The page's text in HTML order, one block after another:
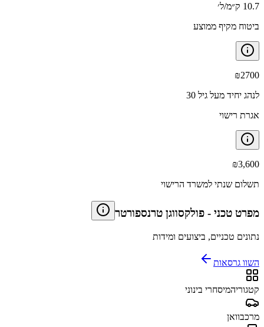
10.7 ק״מ/ל׳
ביטוח מקיף ממוצע
₪2700
לנהג יחיד מעל גיל 30
אגרת רישוי
₪3,600
תשלום שנתי למשרד הרישוי
מפרט טכני - פולקסווגן טרנספורטר
נתונים טכניים, ביצועים ומידות
השוו גרסאות
קטגוריהמיסחרי בינוני
מרכבוואן